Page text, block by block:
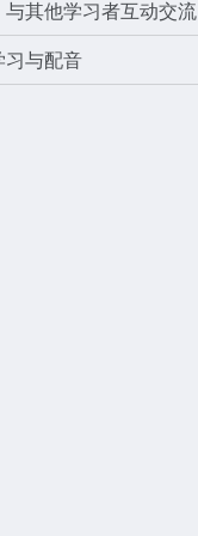
其他学习者互动交流
与配音